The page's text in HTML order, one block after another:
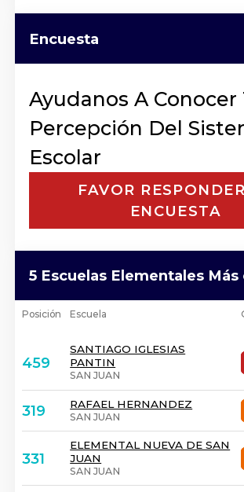
Encuesta
Ayudanos A Conocer
Percepción Del
Escolar
FAVOR
ENCUESTA
5 Escuelas Elementales Más
Posición Escuela
459
SANTIAGO IGLESIAS
PANTIN
SAN JUAN
319 RAFAEL HERNANDEZ
SAN JUAN
331
ELEMENTAL NUEVA DE SAN
JUAN
SAN JUAN